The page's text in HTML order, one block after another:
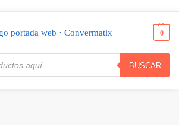
BUSCAR
0
Parlantes / Bocinas / Cornetas Klip Xtreme BoomFire, Bocina con 2 Subwoofer de 4″ portable, Bluetooth, USB, 3.5mm, PMPO 1200 WATTS, Negro/Rojo · KLS-100